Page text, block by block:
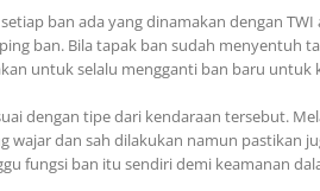
ban ada yang dinamakan dengan
ban. Bila tapak ban sudah menyentuh
untuk selalu mengganti ban baru untuk
dengan tipe dari kendaraan tersebut.
wajar dan sah dilakukan namun pastikan
fungsi ban itu sendiri demi keamanan